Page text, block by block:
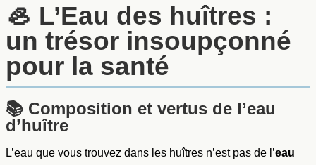
🦪 L’Eau des huîtres :
un trésor insoupçonné
pour la santé
📚 Composition et vertus de l’eau
d’huître
L’eau que vous trouvez dans les huîtres n’est pas de l’eau